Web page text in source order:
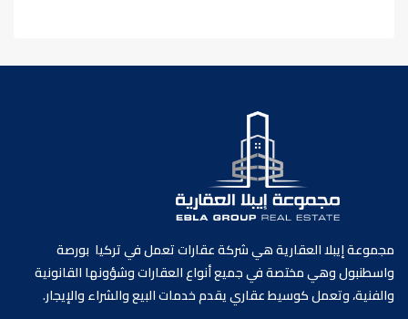
مجموعة إيبلا العقارية هي شركة عقارات تعمل في تركيا بورصة
واسطنبول وهي مختصة في جميع أنواع العقارات وشؤونها القانونية
والفنية، وتعمل كوسيط عقاري يقدم خدمات البيع والشراء والإيجار.